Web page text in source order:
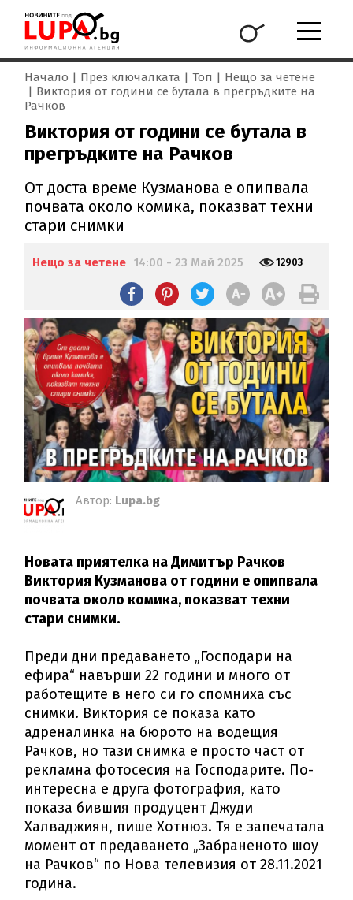
Начало През ключалката Топ
Нещо за четене
Виктория от години се бутала в прегръдките на
Рачков
Виктория от години се бутала в
прегръдките на Рачков
От доста време Кузманова е опипвала
почвата около комика, показват техни
стари снимки
Нещо за четене 14:00 - 23 Май 2025 12903
Автор: Lupa.bg
Новата приятелка на Димитър Рачков
Виктория Кузманова от години е опипвала
почвата около комика, показват техни
стари снимки.
Преди дни предаването „Господари на
ефира“ навърши 22 години и много от
работещите в него си го спомниха със
снимки. Виктория се показа като
адреналинка на бюрото на водещия
Рачков, но тази снимка е просто част от
рекламна фотосесия на Господарите. По-
интересна е друга фотография, като
показа бившия продуцент Джуди
Халваджиян, пише Хотнюз. Тя е запечатала
момент от предаването „Забраненото шоу
на Рачков“ по Нова телевизия от 28.11.2021
година.